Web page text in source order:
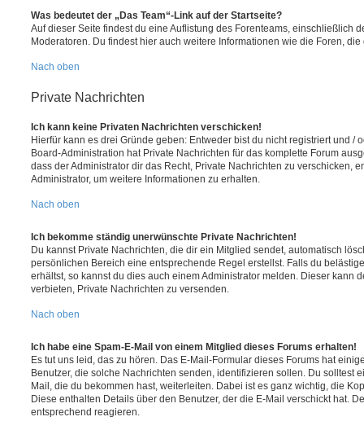
Was bedeutet der „Das Team“-Link auf der Startseite?
Auf dieser Seite findest du eine Auflistung des Forenteams, einschließlich
Moderatoren. Du findest hier auch weitere Informationen wie die Foren,
Nach oben
Private Nachrichten
Ich kann keine Privaten Nachrichten verschicken!
Hierfür kann es drei Gründe geben: Entweder bist du nicht registriert und /
Board-Administration hat Private Nachrichten für das komplette Forum
dass der Administrator dir das Recht, Private Nachrichten zu verschicken,
Administrator, um weitere Informationen zu erhalten.
Nach oben
Ich bekomme ständig unerwünschte Private Nachrichten!
Du kannst Private Nachrichten, die dir ein Mitglied sendet, automatisch
persönlichen Bereich eine entsprechende Regel erstellst. Falls du
erhältst, so kannst du dies auch einem Administrator melden. Dieser kann
verbieten, Private Nachrichten zu versenden.
Nach oben
Ich habe eine Spam-E-Mail von einem Mitglied dieses Forums erhalten!
Es tut uns leid, das zu hören. Das E-Mail-Formular dieses Forums hat
Benutzer, die solche Nachrichten senden, identifizieren sollen. Du solltest
Mail, die du bekommen hast, weiterleiten. Dabei ist es ganz wichtig, die
Diese enthalten Details über den Benutzer, der die E-Mail verschickt hat.
entsprechend reagieren.